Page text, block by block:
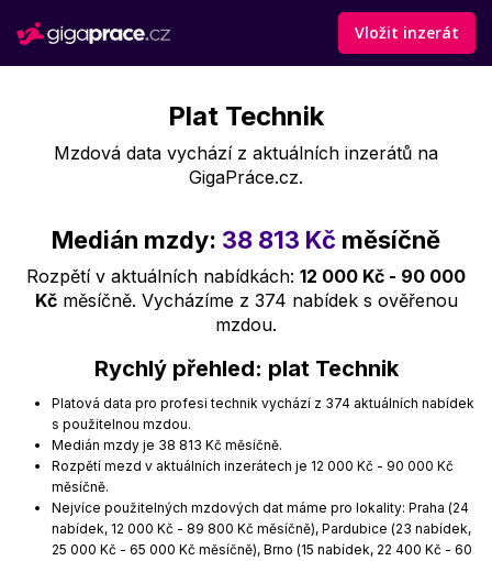
Vložit inzerát
Plat Technik
Mzdová data vychází z aktuálních inzerátů na
GigaPráce.cz.
Medián mzdy: 38 813 Kč měsíčně
Rozpětí v aktuálních nabídkách: 12 000 Kč - 90 000
Kčměsíčně. Vycházíme z 374 nabídek s ověřenou
mzdou.
Rychlý přehled: plat Technik
Platová data pro profesi technik vychází z 374 aktuálních nabídek
s použitelnou mzdou.
Medián mzdy je 38 813 Kč měsíčně.
Rozpětí mezd v aktuálních inzerátech je 12 000 Kč - 90 000 Kč
měsíčně.
Nejvíce použitelných mzdových dat máme pro lokality: Praha (24
nabídek, 12 000 Kč - 89 800 Kč měsíčně), Pardubice (23 nabídek,
25 000 Kč - 65 000 Kč měsíčně), Brno (15 nabídek, 22 400 Kč - 60